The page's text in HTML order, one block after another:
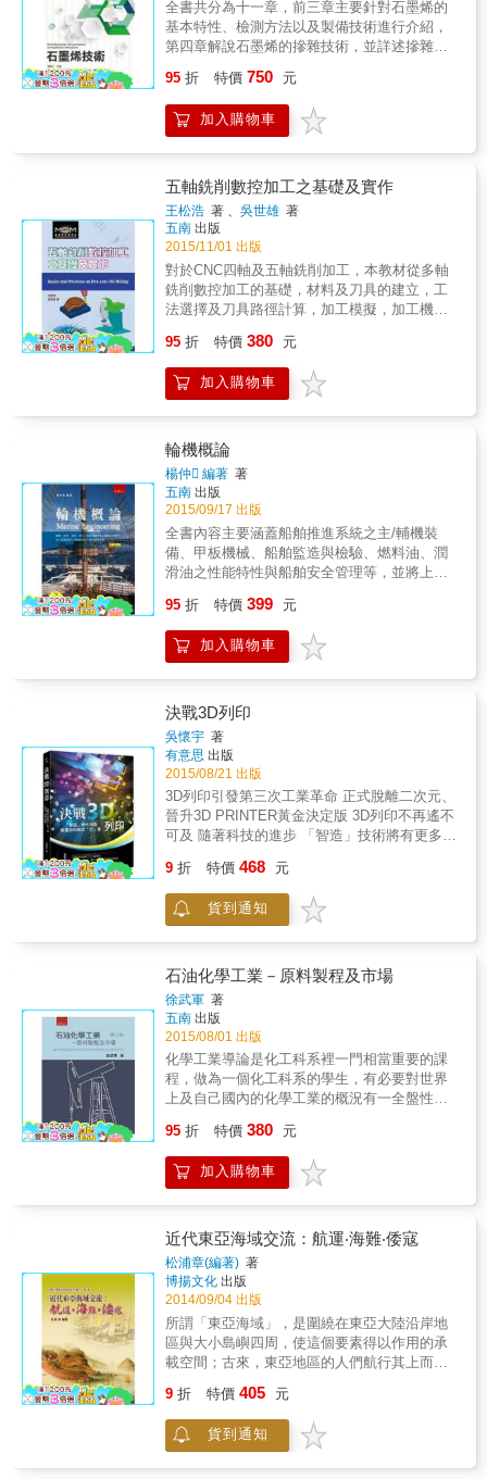
麗，以及如何發展人類生活的文明。」
&mdash;&mdash;簡麗賢／臺北市立第一女子
高級中學物理教師&「迷人！」
《華爾街日報》（Wall Street Journal）&「羅
瑪不僅介紹了偉大的發明，還敍述了製造和應
用這些發明的社會，以及受這些發明影響的人
們&hellip;&hellip;本書寫下了值得向科學家和工
程師講述的悠久歷史，進而觸動他們的社會意
識。」&mdash;&mdash;亞當．夏皮羅 Adam
R. Shapiro／《科學》雜誌（Science）&「令
人愉快&hellip;&hellip;從背後的物理原理到簡單
實用的技巧，彈簧、輪子和釘子等日常物品有
著無窮的魅力&hellip;&hellip;儘管迷人的複雜技
術引人矚目，但其實改變世界的往往是這些小
零件。」&mdash;&mdash;提姆．哈佛 Tim
Harford／《金融時報》（Financial Times）
&「一場關於建築模塊的古怪而有趣的演出。」
閱讀，實可相得益彰。
全書共分為十一章，前三章主要針對石墨烯的
基本特性、檢測方法以及製備技術進行介紹，
第四章解說石墨烯的摻雜技術，並詳述摻雜石
件等相關應用，第五章則是石墨烯在鋰電池、
超級電容、鋰硫、燃料電池和太陽能電池等相
關能源材料之最新研究趨勢，第六章為石墨烯
墨烯在燃料電池以及生物感測器之相關應用，
第九章則從複材的角度切入，從分散技術探討
石墨烯在導電漿料、導熱膠以及纖維紡織之相
關應用，第十章為完整的石墨烯專利地圖分
析，第十一章是以石墨烯在半導體材料以及在
高頻元件之最新研究概況進行剖析。
95 折 特價 750 元
加入購物車
五軸銑削數控加工之基礎及實作
王松浩 著 、吳世雄 著
五南 出版
2015/11/01 出版
對於CNC四軸及五軸銑削加工，本教材從多軸
銑削數控加工的基礎，材料及刀具的建立，工
法選擇及刀具路徑計算，加工模擬，加工機模
測量，乃至實際加工，透過八個實際範例，儘
可能遵循「通俗實用―無師自通」的原則一步
一步進行講解。 在電腦輔助加工軟體方面，本
PowerMILL軟體做編寫，它是目前全球市面上
廣泛用於2~5軸數控銑削加工自動編程系統。在
加工實作方面，本書則通過日本Roland公司
MDX-40A CNC雕刻機以及德國Siemens公司
SINUMERIK 840D sl控制介面的五軸加工機進
行講解。對其他品牌的CAM軟體或控制器介
面，讀者應該會很方便的觸類旁通，融會貫
通。 此外為適應國際化的大趨勢，本教材儘量
以中-英文雙語表達，不僅使外籍學生可以使
加工專業英語的水準。
95 折 特價 380 元
加入購物車
輪機概論
楊仲 編著 著
五南 出版
2015/09/17 出版
全書內容主要涵蓋船舶推進系統之主/輔機裝
備、甲板機械、船舶監造與檢驗、燃料油、潤
滑油之性能特性與船舶安全管理等，並將上述
概述。 本書可作為輪機、航海、造船及海洋工
程領域學員修習之教材，亦可供航海人員、岸
上船舶經理人與船舶修造工程師參考使用。
95 折 特價 399 元
加入購物車
決戰3D列印
吳懷宇 著
有意思 出版
2015/08/21 出版
3D列印引發第三次工業革命 正式脫離二次元、
晉升3D PRINTER黃金決定版 3D列印不再遙不
可及 隨著科技的進步 「智造」技術將有更多無
的角度對3D列印的原理、結構和工藝方法做了
詳細介紹，包括10多種典型成型工藝的優劣分
析和比較，涉及3D電腦圖形學、電腦視覺、模
宏觀視角對3D列印、數位成像技術、創客、中
國智造、全球第三次工業革命這五者間的關係
進行了深入討論。
9 折 特價 468 元
貨到通知
石油化學工業－原料製程及市場
徐武軍 著
五南 出版
2015/08/01 出版
化學工業導論是化工科系裡一門相當重要的課
程，做為一個化工科系的學生，有必要對世界
上及自己國內的化學工業的概況有一全盤性的
地區的石油化學工業的結構和體系，以及這些
工業依次在台灣、中國大陸、東南亞、日本及
美國、中東和其他地區的情況和發展趨勢，以
95 折 特價 380 元
加入購物車
近代東亞海域交流：航運‧海難‧倭寇
松浦章(編著) 著
博揚文化 出版
2014/09/04 出版
所謂「東亞海域」，是圍繞在東亞大陸沿岸地
區與大小島嶼四周，使這個要素得以作用的承
載空間；古來，東亞地區的人們航行其上而彼
風格的人文地理區域。在此區域中，民族文化
多元並存而互有交織。《關西大學東亞海域交
流史研究叢刊》（第七輯），就是在多元文化
9 折 特價 405 元
貨到通知